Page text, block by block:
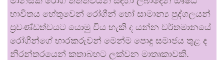
භාවිතය හේතුවෙන් රෝගීන් හෝ සාමාන්‍ය පුද්ගලයන්
ප්‍රචණ්ඩත්වයට යොමු විය හැකි ද යන්න වර්තමානයේ
රෝගීන්ගේ භාරකරුවන් මෙන්ම පොදු සමාජය තුළ ද
නිරන්තරයෙන් කතාබහට ලක්වන මාතෘකාවකි.